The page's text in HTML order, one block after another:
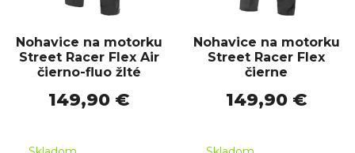
Nohavice na motorku
Street Racer Flex Air
čierno-fluo žlté
149,90 €
Nohavice na motorku
Street Racer Flex
čierne
149,90 €